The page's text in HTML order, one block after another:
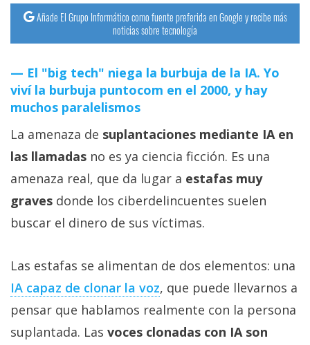
Añade El Grupo Informático como fuente preferida en Google y recibe más
noticias sobre tecnología
El "big tech" niega la burbuja de la IA. Yo
viví la burbuja puntocom en el 2000, y hay
muchos paralelismos
La amenaza de suplantaciones mediante IA en
las llamadas no es ya ciencia ficción. Es una
amenaza real, que da lugar a estafas muy
graves donde los ciberdelincuentes suelen
buscar el dinero de sus víctimas.
Las estafas se alimentan de dos elementos: una
IA capaz de clonar la voz‎, que puede llevarnos a
pensar que hablamos realmente con la persona
suplantada. Las voces clonadas con IA son